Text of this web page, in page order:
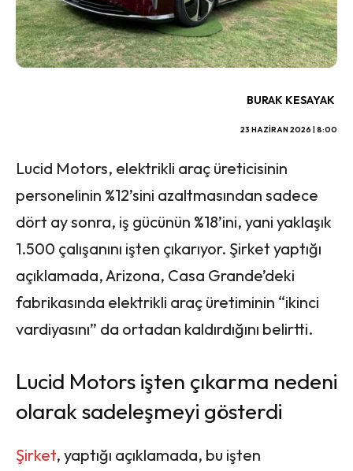
BURAK KESAYAK
23 HAZIRAN 2026 | 8:00
Lucid Motors, elektrikli araç üreticisinin
personelinin %12’sini azaltmasından sadece
dört ay sonra, iş gücünün %18’ini, yani yaklaşık
1.500 çalışanını işten çıkarıyor. Şirket yaptığı
açıklamada, Arizona, Casa Grande’deki
fabrikasında elektrikli araç üretiminin “ikinci
vardiyasını” da ortadan kaldırdığını belirtti.
Lucid Motors işten çıkarma nedeni
olarak sadeleşmeyi gösterdi
Şirket, yaptığı açıklamada, bu işten